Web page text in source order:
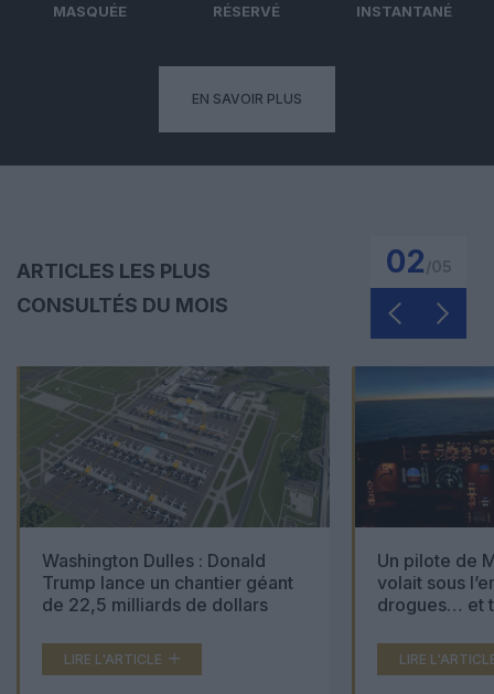
MASQUÉE
RÉSERVÉ
INSTANTANÉ
EN SAVOIR PLUS
ARTICLES LES PLUS
CONSULTÉS DU MOIS
02
Washington Dulles : Donald
Trump lance un chantier géant
de 22,5 milliards de dollars
LIRE L'ARTICLE
Un pilote de
volait sous
drogues… et
LIRE